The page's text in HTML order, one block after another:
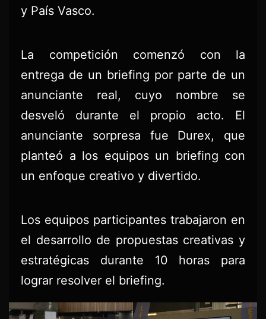
y País Vasco.
La competición comenzó con la
entrega de un briefing por parte de un
anunciante real, cuyo nombre se
desveló durante el propio acto. El
anunciante sorpresa fue Durex, que
planteó a los equipos un briefing con
un enfoque creativo y divertido.
Los equipos participantes trabajaron en
el desarrollo de propuestas creativas y
estratégicas durante 10 horas para
lograr resolver el briefing.